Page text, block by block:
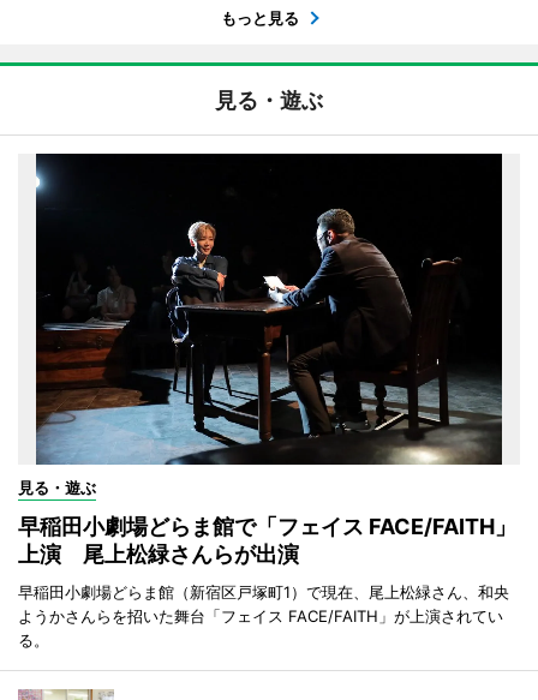
もっと見る
見る・遊ぶ
見る・遊ぶ
早稲田小劇場どらま館で「フェイス FACE/FAITH」
上演 尾上松緑さんらが出演
早稲田小劇場どらま館（新宿区戸塚町1）で現在、尾上松緑さん、和央
ようかさんらを招いた舞台「フェイス FACE/FAITH」が上演されてい
る。